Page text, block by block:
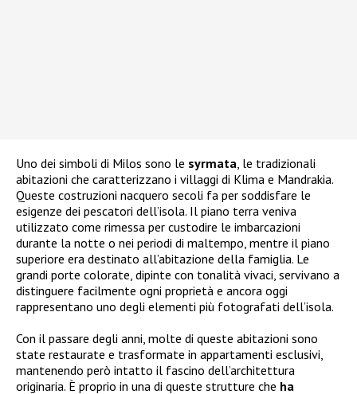
Uno dei simboli di Milos sono le syrmata, le tradizionali
abitazioni che caratterizzano i villaggi di Klima e Mandrakia.
Queste costruzioni nacquero secoli fa per soddisfare le
esigenze dei pescatori dell’isola. Il piano terra veniva
utilizzato come rimessa per custodire le imbarcazioni
durante la notte o nei periodi di maltempo, mentre il piano
superiore era destinato all’abitazione della famiglia. Le
grandi porte colorate, dipinte con tonalità vivaci, servivano a
distinguere facilmente ogni proprietà e ancora oggi
rappresentano uno degli elementi più fotografati dell’isola.
Con il passare degli anni, molte di queste abitazioni sono
state restaurate e trasformate in appartamenti esclusivi,
mantenendo però intatto il fascino dell’architettura
originaria. È proprio in una di queste strutture che ha